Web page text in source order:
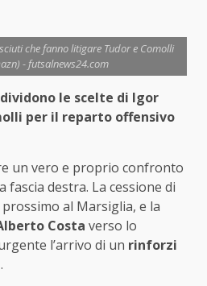
che fanno litigare Tudor e Comolli
- futsalnews24.com
le scelte di Igor
per il reparto offensivo
un vero e proprio confronto
destra. La cessione di
al Marsiglia, e la
Costa verso lo
l’arrivo di un rinforzi
.